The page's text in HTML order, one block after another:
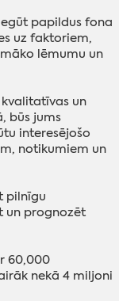
papildus fona
uz faktoriem,
lēmumu un
kvalitatīvas un
būs jums
interesējošo
notikumiem un
pilnīgu
un prognozēt
60,000
nekā 4 miljoni